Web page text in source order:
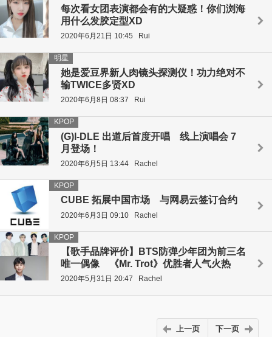
每次看女团表演都会有的大疑惑！你们浏海
用什么发胶定型XD
2020年6月21日 10:45 Rui
她是爱豆界新人肉镜头探测仪！功力绝对不
输TWICE多贤XD
明星
2020年6月8日 08:37 Rui
(G)I-DLE 出道后首度开唱 线上演唱会 7
月登场！
KPOP
2020年6月5日 13:44 Rachel
CUBE 拓展中国市场 与网易云签订合约
KPOP
2020年6月3日 09:10 Rachel
【歌手品牌评价】BTS防弹少年团为前三名
唯一偶像 《Mr. Trot》优胜者人气火热
KPOP
2020年5月31日 20:47 Rachel
上一页 下一页